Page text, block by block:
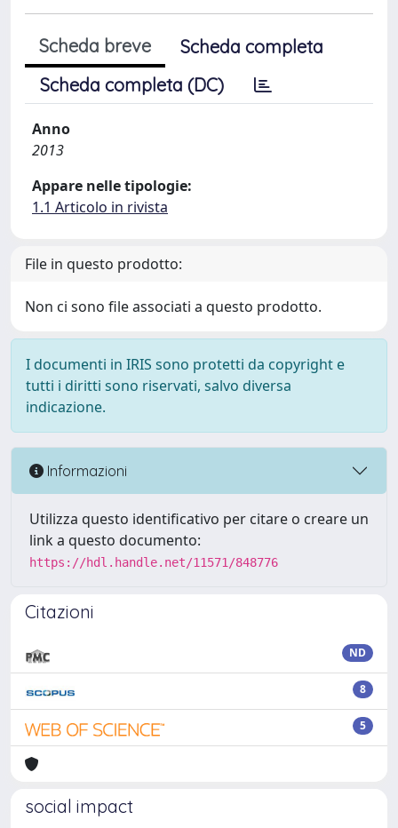
Scheda breve
Scheda completa
Scheda completa (DC)
Anno
2013
Appare nelle tipologie:
1.1 Articolo in rivista
File in questo prodotto:
Non ci sono file associati a questo prodotto.
I documenti in IRIS sono protetti da copyright e
tutti i diritti sono riservati, salvo diversa
indicazione.
Informazioni
Utilizza questo identificativo per citare o creare un
link a questo documento:
https://hdl.handle.net/11571/848776
Citazioni
ND
8
5
social impact